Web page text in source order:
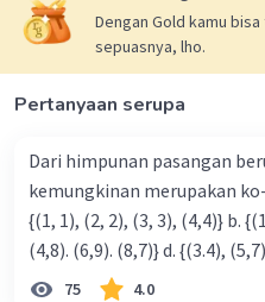
Dengan Gold kamu
sepuasnya, lho.
Pertanyaan serupa
Dari himpunan pasangan
kemungkinan merupakan ko- respondensi satu-satu? a.
{(1, 1), (2, 2), (3, 3), (4,4)} b. {(1, 2), (2, 3), (3, 4). (4,5)} c. {(2,7).
(4,8). (6,9). (8,7)} d.
75 4.0